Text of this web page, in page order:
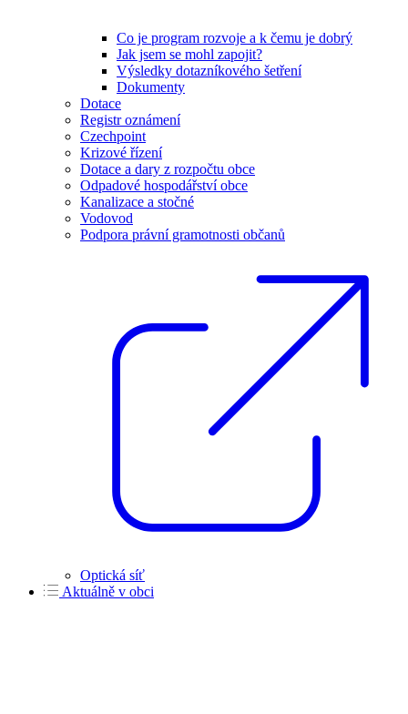
Co je program rozvoje a k čemu je dobrý
Jak jsem se mohl zapojit?
Výsledky dotazníkového šetření
Dokumenty
Dotace
Registr oznámení
Czechpoint
Krizové řízení
Dotace a dary z rozpočtu obce
Odpadové hospodářství obce
Kanalizace a stočné
Vodovod
Podpora právní gramotnosti občanů
Optická síť
Aktuálně v obci